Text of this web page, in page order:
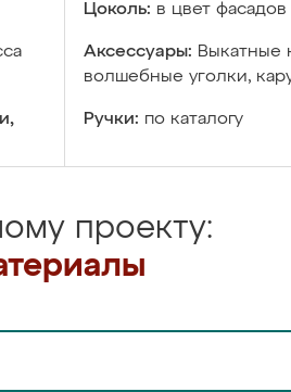
Цоколь: в цвет
Аксессуары: Выкатные
волшебные уголки,
Ручки: по каталогу
проекту: